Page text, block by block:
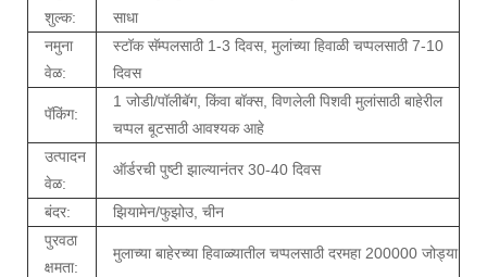
शुल्क:
साधा
नमुना
वेळ:
स्टॉक सॅम्पलसाठी 1-3 दिवस, मुलांच्या हिवाळी चप्पलसाठी 7-10
दिवस
पॅकिंग:
1 जोडी/पॉलीबॅग, किंवा बॉक्स, विणलेली पिशवी मुलांसाठी बाहेरील
चप्पल बूटसाठी आवश्यक आहे
उत्पादन
वेळ:
ऑर्डरची पुष्टी झाल्यानंतर 30-40 दिवस
बंदर:
झियामेन/फुझोउ, चीन
पुरवठा
क्षमता:
मुलाच्या बाहेरच्या हिवाळ्यातील चप्पलसाठी दरमहा 200000 जोड्या